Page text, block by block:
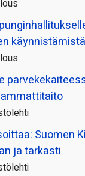
käynnistämistä
Suomen
ja tarkasti